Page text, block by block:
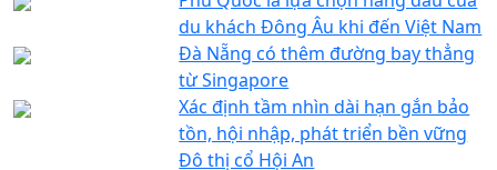
du khách Đông Âu khi đến Việt Nam
Đà Nẵng có thêm đường bay thẳng
từ Singapore
Xác định tầm nhìn dài hạn gắn bảo
tồn, hội nhập, phát triển bền vững
Đô thị cổ Hội An